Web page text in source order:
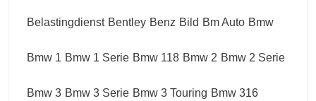
Belastingdienst Bentley Benz Bild Bm Auto Bmw
Bmw 1 Bmw 1 Serie Bmw 118 Bmw 2 Bmw 2 Serie
Bmw 3 Bmw 3 Serie Bmw 3 Touring Bmw 316